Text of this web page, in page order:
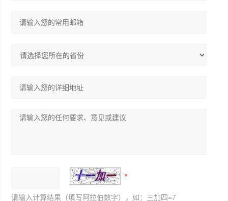
请输入计算结果（填写阿拉伯数字），如：三加四=7